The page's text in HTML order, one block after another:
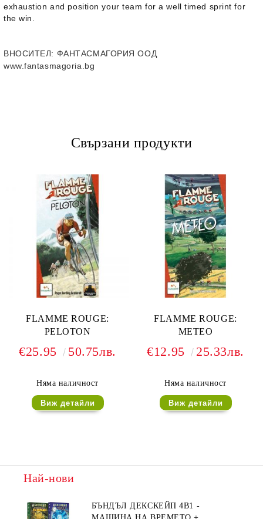
exhaustion and position your team for a well timed sprint for
the win.
ВНОСИТЕЛ: ФАНТАСМАГОРИЯ ООД
www.fantasmagoria.bg
Свързани продукти
FLAMME ROUGE:
PELOTON
€25.95 50.75лв.
Няма наличност
Виж детайли
FLAMME ROUGE:
METEO
€12.95 25.33лв.
Няма наличност
Виж детайли
Най-нови
БЪНДЪЛ ДЕКСКЕЙП 4В1 -